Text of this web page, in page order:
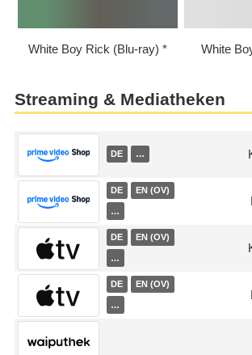
White Boy Rick (Blu-ray) White
Streaming & Mediatheken
DE …
DE EN (OV)
…
DE EN (OV)
…
DE EN (OV)
…